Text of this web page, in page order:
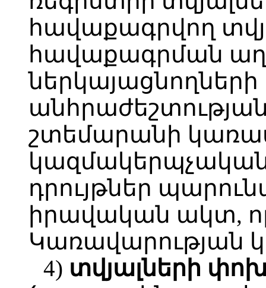
հավաքագրվող
հավաքագրման
շտեմարանի
կազմակերպչական
դրույթներ
իրավական ակտ,
Կառավարության
4) տվյալների